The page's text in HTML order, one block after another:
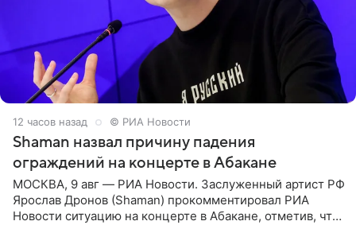
12 часов назад © РИА Новости
Shaman назвал причину падения
ограждений на концерте в Абакане
МОСКВА, 9 авг — РИА Новости. Заслуженный артист РФ
Ярослав Дронов (Shaman) прокомментировал РИА
Новости ситуацию на концерте в Абакане, отметив, что